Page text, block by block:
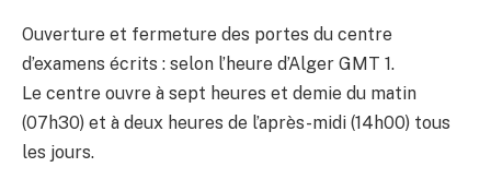
Ouverture et fermeture des portes du centre
d’examens écrits : selon l’heure d’Alger GMT 1.
Le centre ouvre à sept heures et demie du matin
(07h30) et à deux heures de l’après-midi (14h00) tous
les jours.